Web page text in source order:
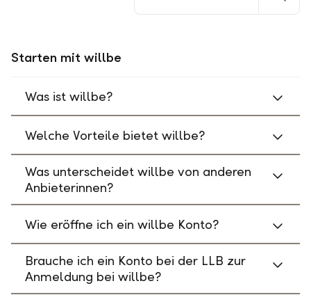
Starten mit willbe
Was ist willbe?
Welche Vorteile bietet willbe?
Was unterscheidet willbe von anderen
Anbieterinnen?
Wie eröffne ich ein willbe Konto?
Brauche ich ein Konto bei der LLB zur
Anmeldung bei willbe?